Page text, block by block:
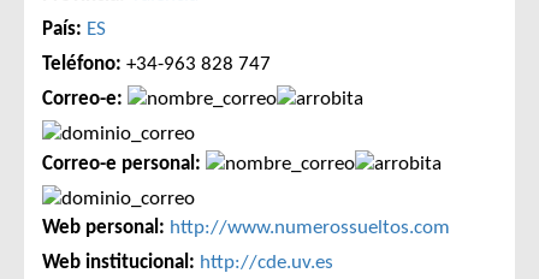
País: ES
Teléfono: +34-963 828 747
Correo-e:
Correo-e personal:
Web personal: http://www.numerossueltos.com
Web institucional: http://cde.uv.es